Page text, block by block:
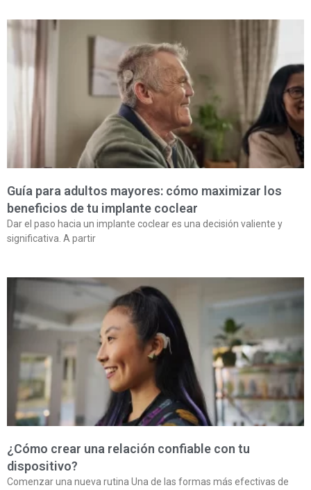
Guía para adultos mayores: cómo maximizar los
beneficios de tu implante coclear
Dar el paso hacia un implante coclear es una decisión valiente y
significativa. A partir
¿Cómo crear una relación confiable con tu
dispositivo?
Comenzar una nueva rutina Una de las formas más efectivas de